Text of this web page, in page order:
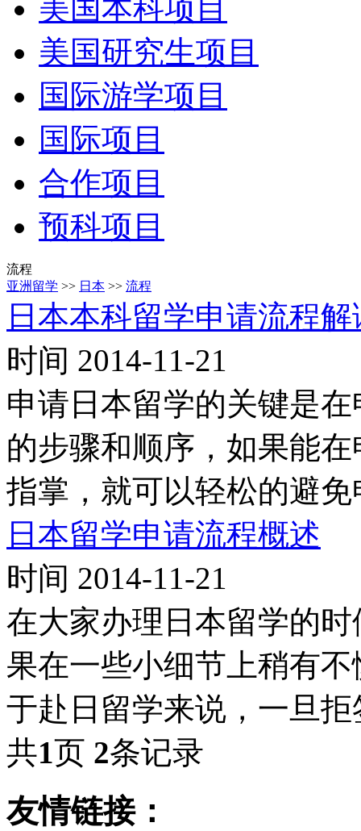
美国本科项目
美国研究生项目
国际游学项目
国际项目
合作项目
预科项目
流程
亚洲留学 >> 日本 >> 流程
日本本科留学申请流程解
时间 2014-11-21
申请日本留学的关键是
的步骤和顺序，如果能
指掌，就可以轻松的避
日本留学申请流程概述
时间 2014-11-21
在大家办理日本留学的
果在一些小细节上稍有
于赴日留学来说，一旦
共1页 2条记录
友情链接：